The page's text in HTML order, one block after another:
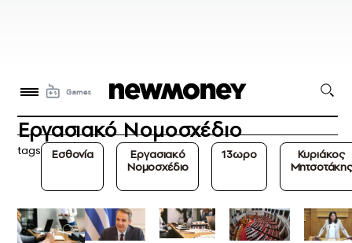
Εργασιακό Νομοσχέδιο
tags Εσθονία
Εργασιακό
Νομοσχέδιο
13ωρο
Κυριάκος
Μητσοτάκης